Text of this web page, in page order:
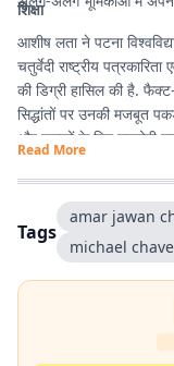
शिक्षा
आशीष लता ने पटना
चतुर्वेदी राष्ट्रीय
की डिग्री हासिल की है.
सिद्धांतों पर उनकी मजबूत
और पाठकों के लिए उपयोगी
Read More
Tags
amar jawan
michael